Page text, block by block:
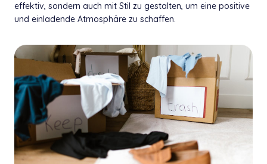
effektiv, sondern auch mit Stil zu gestalten, um eine positive
und einladende Atmosphäre zu schaffen.